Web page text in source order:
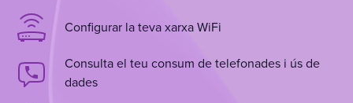
Configurar la teva xarxa WiFi
Consulta el teu consum de telefonades i ús de
dades